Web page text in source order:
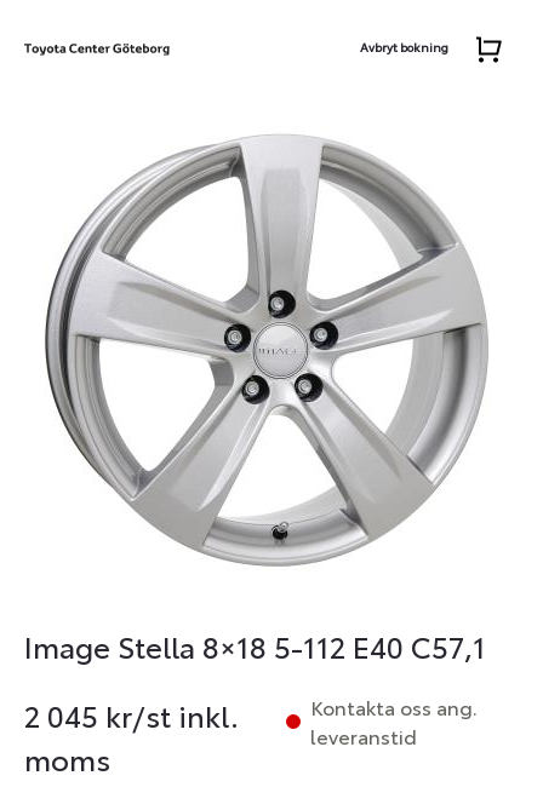
Avbryt bokning
Image Stella 8×18 5-112 E40 C57,1
2 045 kr/st inkl.
moms
Kontakta oss ang.
leveranstid